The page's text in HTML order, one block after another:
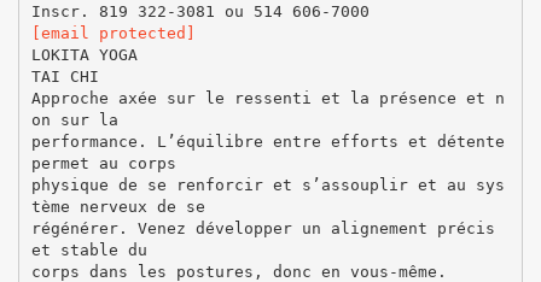
[email protected]
LOKITA YOGA
TAI CHI
Approche axée sur le ressenti et la présence et n
on sur la
performance. L’équilibre entre efforts et détente
permet au corps
physique de se renforcir et s’assouplir et au sys
tème nerveux de se
régénérer. Venez développer un alignement précis
et stable du
corps dans les postures, donc en vous-même.